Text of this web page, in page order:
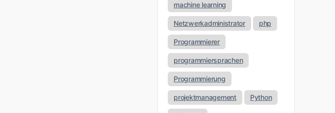
machine learning
Netzwerkadministrator php
Programmierer
programmiersprachen
Programmierung
projektmanagement Python